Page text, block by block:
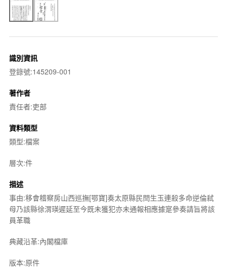
識別資訊
登錄號:145209-001
著作者
責任者:吏部
資料類型
類型:檔案
層次:件
描述
事由:移會稽察房山西巡撫[鄂寶]奏太原縣民閆生玉連殺多命逆倫弒
母乃該縣徐渭瑛遲延至今既未獲犯亦未通報相應據寔參奏請旨將該
員革職
典藏沿革:內閣檔庫
版本:原件